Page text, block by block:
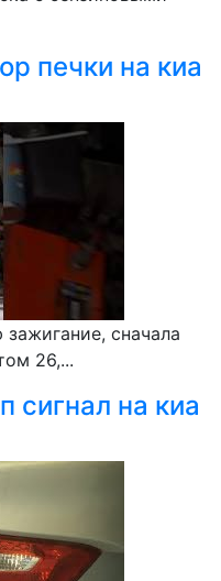
печки на киа
сначала
26,...
сигнал на киа